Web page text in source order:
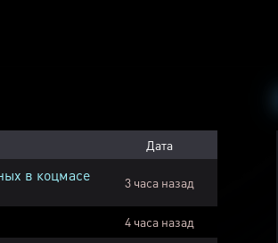
Дата
в коцмасе 3 часа назад
4 часа назад